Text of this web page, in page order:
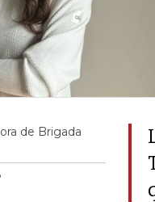
de Brigada